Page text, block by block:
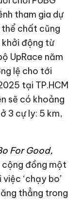
tham gia dự
thể chất cũng
khởi động từ
UpRace năm
lệ cho tới
tại TP.HCM
sẽ có khoảng
3 cự ly: 5 km,
For Good,
cộng đồng một
‘chạy bo’
thẳng trong